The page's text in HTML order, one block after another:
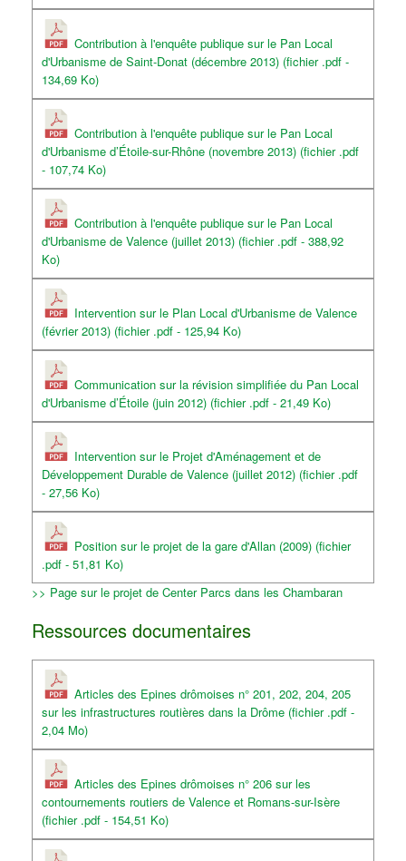
Contribution à l'enquête publique sur le Pan Local
d'Urbanisme de Saint-Donat (décembre 2013) (fichier .pdf -
134,69 Ko)
Contribution à l'enquête publique sur le Pan Local
d'Urbanisme d’Étoile-sur-Rhône (novembre 2013) (fichier .pdf
- 107,74 Ko)
Contribution à l'enquête publique sur le Pan Local
d'Urbanisme de Valence (juillet 2013) (fichier .pdf - 388,92
Ko)
Intervention sur le Plan Local d'Urbanisme de Valence
(février 2013) (fichier .pdf - 125,94 Ko)
Communication sur la révision simplifiée du Pan Local
d'Urbanisme d’Étoile (juin 2012) (fichier .pdf - 21,49 Ko)
Intervention sur le Projet d'Aménagement et de
Développement Durable de Valence (juillet 2012) (fichier .pdf
- 27,56 Ko)
Position sur le projet de la gare d'Allan (2009) (fichier
.pdf - 51,81 Ko)
>> Page sur le projet de Center Parcs dans les Chambaran
Ressources documentaires
Articles des Epines drômoises n° 201, 202, 204, 205
sur les infrastructures routières dans la Drôme (fichier .pdf -
2,04 Mo)
Articles des Epines drômoises n° 206 sur les
contournements routiers de Valence et Romans-sur-Isère
(fichier .pdf - 154,51 Ko)